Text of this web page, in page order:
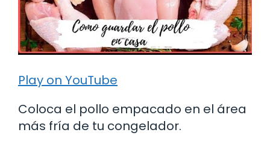
Play on YouTube
Coloca el pollo empacado en el área
más fría de tu congelador.